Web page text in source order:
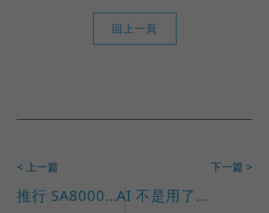
回上一頁
< 上一篇 下一篇 >
推行 SA8000 的階段要點(一) AI 不是用了就好：ISO 42001 如何打造企業可信任的 AI 治理